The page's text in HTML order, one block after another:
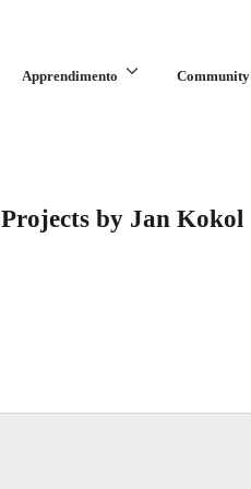
Apprendimento Community
Projects by Jan Kokol